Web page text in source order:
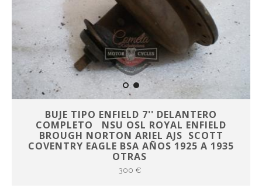
BUJE TIPO ENFIELD 7'' DELANTERO
COMPLETO NSU OSL ROYAL ENFIELD
BROUGH NORTON ARIEL AJS SCOTT
COVENTRY EAGLE BSA AÑOS 1925 A 1935
OTRAS
300 €